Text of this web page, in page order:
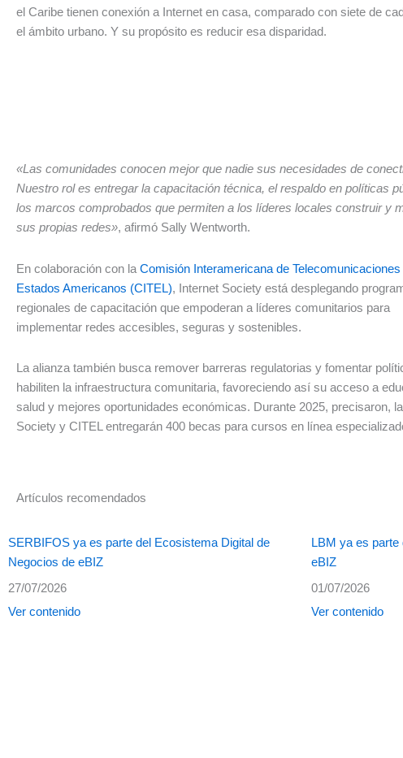
el Caribe tienen conexión a Internet en casa, comparado con siete de
el ámbito urbano. Y su propósito es reducir esa disparidad.
«Las comunidades conocen mejor que nadie sus necesidades de
Nuestro rol es entregar la capacitación técnica, el respaldo en políticas
los marcos comprobados que permiten a los líderes locales construir y
sus propias redes», afirmó Sally Wentworth.
En colaboración con la Comisión Interamericana de Telecomunicaciones
Estados Americanos (CITEL), Internet Society está desplegando
regionales de capacitación que empoderan a líderes comunitarios para
implementar redes accesibles, seguras y sostenibles.
La alianza también busca remover barreras regulatorias y fomentar
habiliten la infraestructura comunitaria, favoreciendo así su acceso a
salud y mejores oportunidades económicas. Durante 2025, precisaron,
Society y CITEL entregarán 400 becas para cursos en línea
Artículos recomendados
SERBIFOS ya es parte del Ecosistema Digital de
Negocios de eBIZ
27/07/2026
Ver contenido
LBM ya es
eBIZ
01/07/2026
Ver contenido